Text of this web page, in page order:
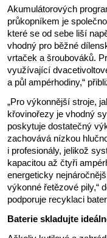
Akumulátorových
průkopníkem je
které se od sebe liší
vhodný pro běžné
vrtaček a šroubováků.
využívající
a půl ampérhodiny,“
„Pro výkonnější stroje,
křovinořezy je vhodný
poskytuje dostatečný
zachovává nízkou
i profesionály, jelikož
kapacitou až čtyři
energeticky
výkonné řetězové pily,“
podporuje recyklaci
Baterie skladujte